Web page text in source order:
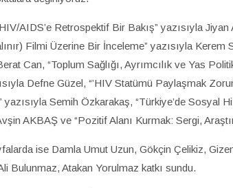
AIDS’e Retrospektif Bir Bakış” yazısıyla
Filmi Üzerine Bir İnceleme” yazısıyla Kerem
Can, “Toplum Sağlığı, Ayrımcılık ve Yas
Defne Güzel, “’HIV Statümü Paylaşmak
yazısıyla Semih Özkarakaş, “Türkiye’de Sosyal
AKBAŞ ve “Pozitif Alanı Kurmak: Sergi,
ise Damla Umut Uzun, Gökçin Çelikiz,
Bulunmaz, Atakan Yorulmaz katkı sundu.